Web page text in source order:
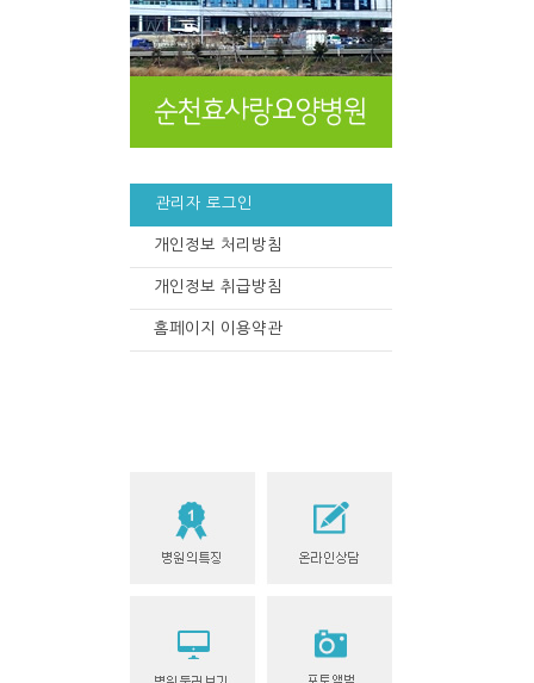
관리자 로그인
개인정보 처리방침
개인정보 취급방침
홈페이지 이용약관